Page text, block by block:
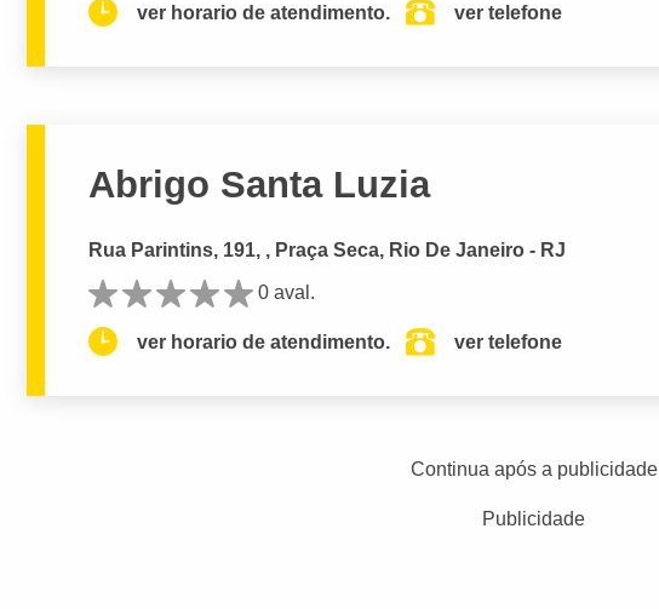
ver horario de atendimento. ver telefone
Abrigo Santa Luzia
Rua Parintins, 191, , Praça Seca, Rio De Janeiro - RJ
0 aval.
ver horario de atendimento. ver telefone
Continua após a publicidade
Publicidade